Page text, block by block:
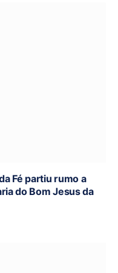
Fé partiu rumo a
do Bom Jesus da